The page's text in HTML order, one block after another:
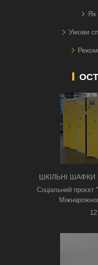
Як
Умови
ШКІЛЬНІ ШАФКИ
Соціальний